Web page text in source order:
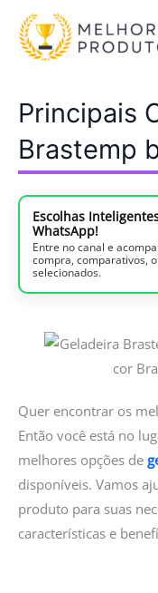
para
Principais
Brastemp
Escolhas
WhatsApp!
Entre no canal e
compra, comparativos,
selecionados.
Quer encontrar os
Então você está no
melhores opções de
disponíveis. Vamos
produto para suas
características e